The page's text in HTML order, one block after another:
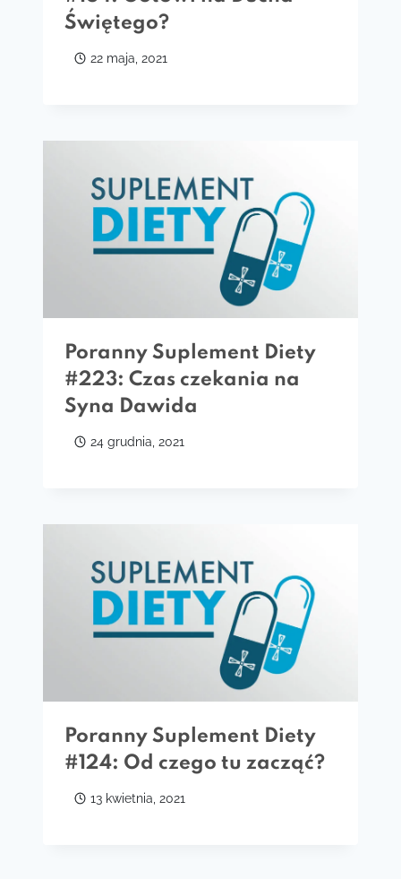
Świętego?
22 maja, 2021
Poranny Suplement Diety
#223: Czas czekania na
Syna Dawida
24 grudnia, 2021
Poranny Suplement Diety
#124: Od czego tu zacząć?
13 kwietnia, 2021